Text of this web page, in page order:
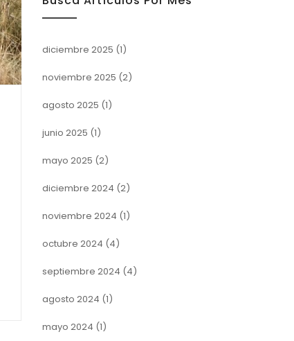
diciembre 2025 (1)
noviembre 2025 (2)
agosto 2025 (1)
junio 2025 (1)
mayo 2025 (2)
diciembre 2024 (2)
noviembre 2024 (1)
octubre 2024 (4)
septiembre 2024 (4)
agosto 2024 (1)
mayo 2024 (1)